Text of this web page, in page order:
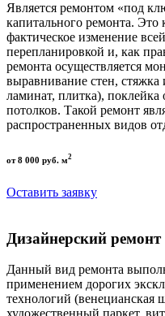
Является ремонтом «под
капитального ремонта. Это
фактическое изменение
перепланировкой и, как
ремонта осуществляется
выравнивание стен, стяжка
ламинат, плитка), поклейка
потолков. Такой ремонт
распространенных видов
от 8 000 руб. м2
Оставить заявку
Дизайнерский ремонт
Данный вид ремонта
применением дорогих
технологий (венецианская